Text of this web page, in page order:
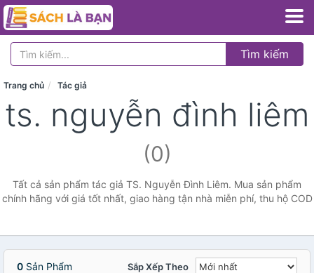
Tìm kiếm
Trang chủ Tác giả
ts. nguyễn đình liêm
(0)
Tất cả sản phẩm tác giả TS. Nguyễn Đình Liêm. Mua sản phẩm
chính hãng với giá tốt nhất, giao hàng tận nhà miễn phí, thu hộ COD
0 Sản Phẩm Sắp Xếp Theo